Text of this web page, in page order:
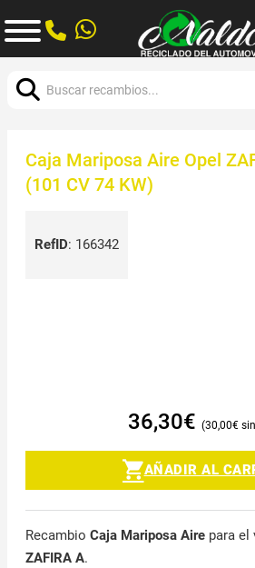
Caja Mariposa Aire Opel
(101 CV 74 KW)
RefID: 166342
36,30€ 30,00€
AÑADIR AL
Recambio Caja Mariposa Airepara el
ZAFIRA A.